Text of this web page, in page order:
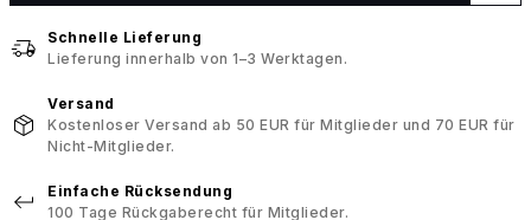
Schnelle Lieferung
Lieferung innerhalb von 1–3 Werktagen.
Versand
Kostenloser Versand ab 50 EUR für Mitglieder und 70 EUR für
Nicht-Mitglieder.
Einfache Rücksendung
100 Tage Rückgaberecht für Mitglieder.